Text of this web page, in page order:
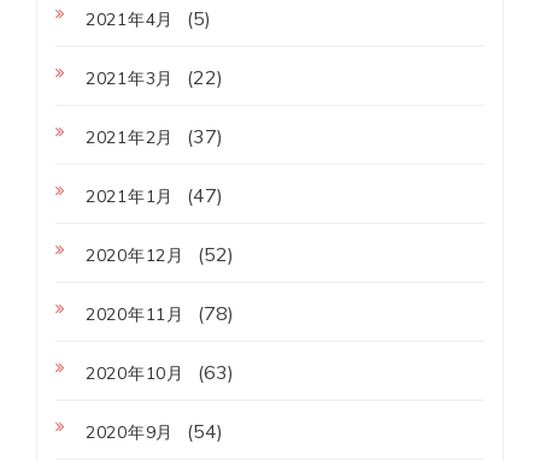
2021年4月 (5)
2021年3月 (22)
2021年2月 (37)
2021年1月 (47)
2020年12月 (52)
2020年11月 (78)
2020年10月 (63)
2020年9月 (54)